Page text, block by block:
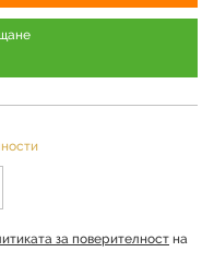
за поверителност на